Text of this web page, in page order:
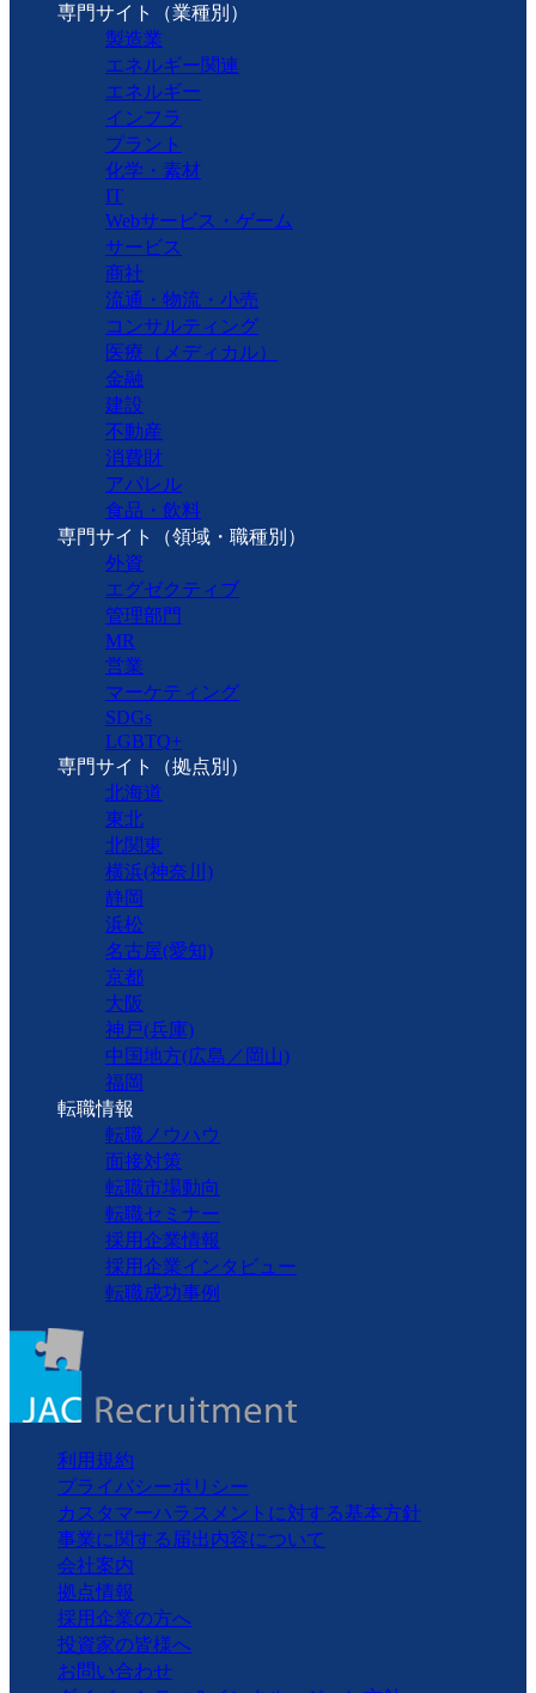
専門サイト（業種別）
製造業
エネルギー関連
エネルギー
インフラ
プラント
化学・素材
IT
Webサービス・ゲーム
サービス
商社
流通・物流・小売
コンサルティング
医療（メディカル）
金融
建設
不動産
消費財
アパレル
食品・飲料
専門サイト（領域・職種別）
外資
エグゼクティブ
管理部門
MR
営業
マーケティング
SDGs
LGBTQ+
専門サイト（拠点別）
北海道
東北
北関東
横浜(神奈川)
静岡
浜松
名古屋(愛知)
京都
大阪
神戸(兵庫)
中国地方(広島／岡山)
福岡
転職情報
転職ノウハウ
面接対策
転職市場動向
転職セミナー
採用企業情報
採用企業インタビュー
転職成功事例
利用規約
プライバシーポリシー
カスタマーハラスメントに対する基本方針
事業に関する届出内容について
会社案内
拠点情報
採用企業の方へ
投資家の皆様へ
お問い合わせ